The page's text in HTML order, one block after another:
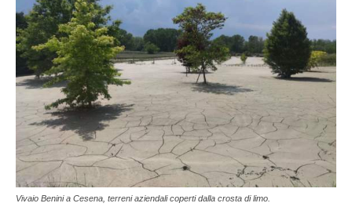
Vivaio Benini a Cesena, terreni aziendali coperti dalla crosta di limo.